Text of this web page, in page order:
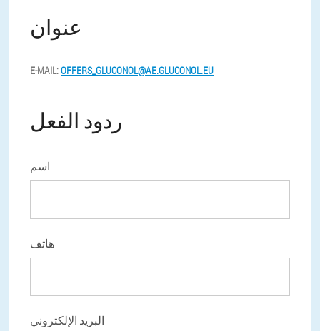
عنوان
E-MAIL:OFFERS_GLUCONOL@AE.GLUCONOL.EU
ردود الفعل
اسم
هاتف
البريد الإلكتروني